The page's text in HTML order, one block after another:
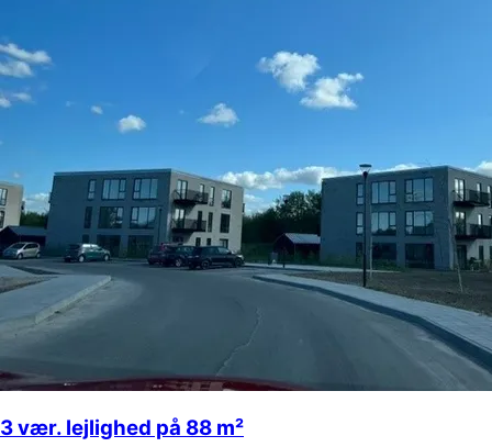
3 vær. lejlighed på 88 m²